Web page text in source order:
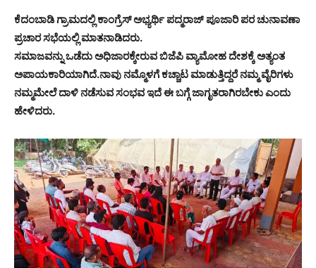
ಕೆದಂಬಾಡಿ ಗ್ರಾಮದಲ್ಲಿ ಕಾಂಗ್ರೆಸ್ ಅಭ್ಯರ್ಥಿ ಪದ್ಮರಾಜ್ ಪೂಜಾರಿ ಪರ ಚುನಾವಣಾ
ಪ್ರಚಾರ ಸಭೆಯಲ್ಲಿ ಮಾತನಾಡಿದರು.
ಸಮಾಜವನ್ನು ಒಡೆದು ಅಧಿಜಾರಕ್ಕೇರುವ ಬಿಜೆಪಿ ವ್ಯಾಮೋಹ ದೇಶಕ್ಕೆ ಅತ್ಯಂತ
ಅಪಾಯಕಾರಿಯಾಗಿದೆ.‌ನಾವು ನಮ್ಮೊಳಗೆ ಕಚ್ಚಾಟ ಮಾಡುತ್ತಿದ್ದರೆ ನಮ್ಮ ವೈರಿಗಳು
ನಮ್ಮ‌ಮೇಲೆ ದಾಳಿ ನಡೆಸುವ ಸಂಭವ ಇದೆ ಈ ಬಗ್ಗೆ ಜಾಗೃತರಾಗಿರಬೇಕು ಎಂದು
ಹೇಳಿದರು.